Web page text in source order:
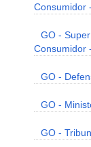
Consumidor
GO -
Consumidor
GO -
GO -
GO -